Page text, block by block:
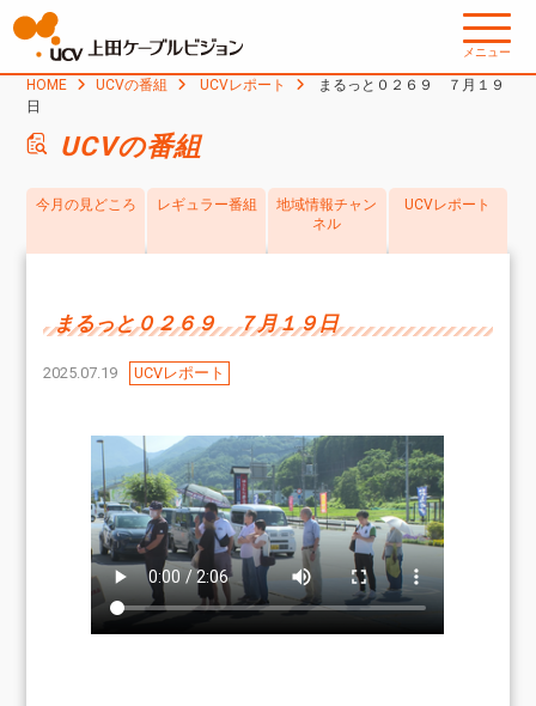
メニュー
HOME UCVの番組 UCVレポート
まるっと０２６９ ７月１９
日
UCVの番組
今月の見どころ レギュラー番組
地域情報チャン
ネル
UCVレポート
まるっと０２６９ ７月１９日
2025.07.19 UCVレポート